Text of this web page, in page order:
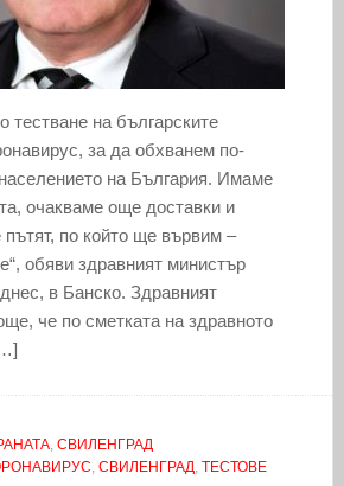
тестване на българските
за да обхванем по-
на България. Имаме
очакваме още доставки и
пътят, по който ще вървим –
обяви здравният министър
в Банско. Здравният
че по сметката на здравното
, СВИЛЕНГРАД
, СВИЛЕНГРАД, ТЕСТОВЕ